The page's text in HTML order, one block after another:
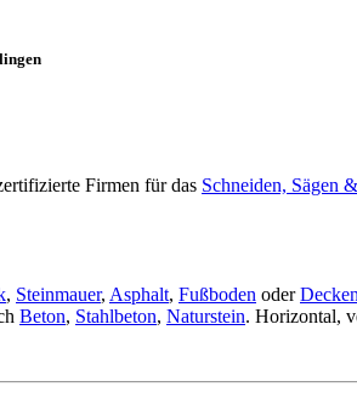
Firmen für das Schneiden, Sägen
, Steinmauer, Asphalt, Fußboden oderDecken
Beton, Stahlbeton, Naturstein. Horizontal,